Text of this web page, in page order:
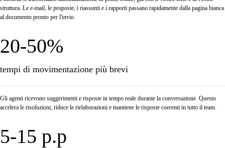
struttura. Le e-mail, le proposte, i riassunti e i rapporti passano rapidamente dalla pagina bianca
al documento pronto per l'invio.
20-50%
tempi di movimentazione più brevi
Gli agenti ricevono suggerimenti e risposte in tempo reale durante la conversazione. Questo
accelera le risoluzioni, riduce le rielaborazioni e mantiene le risposte coerenti in tutto il team.
5-15 p.p